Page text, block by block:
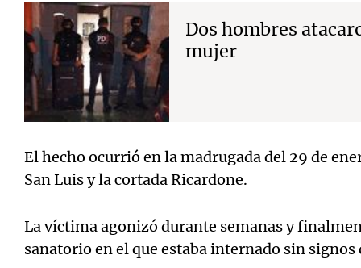
Dos hombres
mujer
El hecho ocurrió en la madrugada del 29 de
San Luis y la cortada Ricardone.
La víctima agonizó durante semanas y
sanatorio en el que estaba internado sin signos